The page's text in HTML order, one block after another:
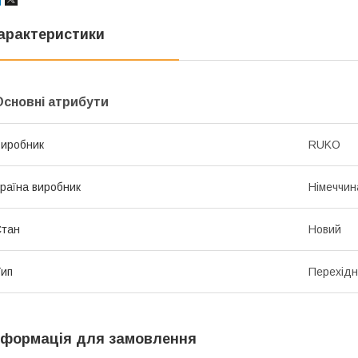
атрибути
RUKO
виробник
Новий
для замовлення